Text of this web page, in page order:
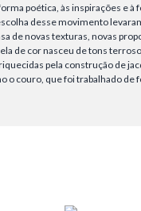
poética, às inspirações e à
desse movimento
de novas texturas, novas
de cor nasceu de tons
pela construção de
o couro, que foi trabalhado de